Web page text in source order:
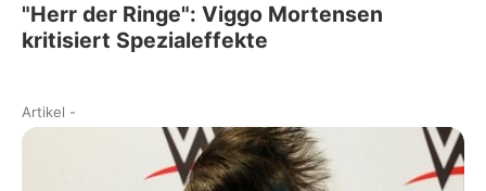
"Herr der Ringe": Viggo Mortensen
kritisiert Spezialeffekte
Artikel -